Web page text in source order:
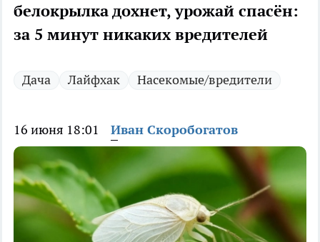
белокрылка дохнет, урожай спасён:
за 5 минут никаких вредителей
Дача Лайфхак Насекомые/вредители
16 июня 18:01 Иван Скоробогатов